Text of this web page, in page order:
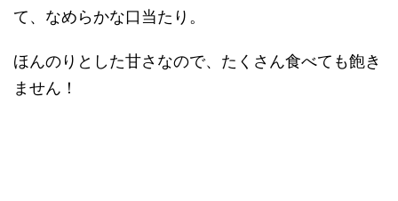
て、なめらかな口当たり。
ほんのりとした甘さなので、たくさん食べても飽き
ません！